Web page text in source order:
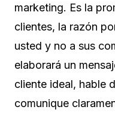
marketing. Es la
clientes, la razón
usted y no a sus
elaborará un
cliente ideal, hable
comunique